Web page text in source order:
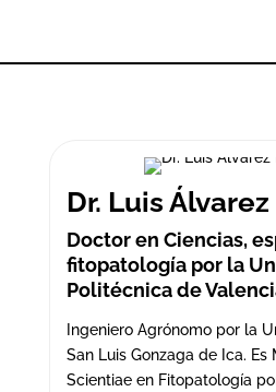
Dr. Luis
Doctor en Ciencias,
fitopatología por la
Politécnica de
Ingeniero Agrónomo por la
San Luis Gonzaga de Ica. Es
Scientiae en Fitopatología